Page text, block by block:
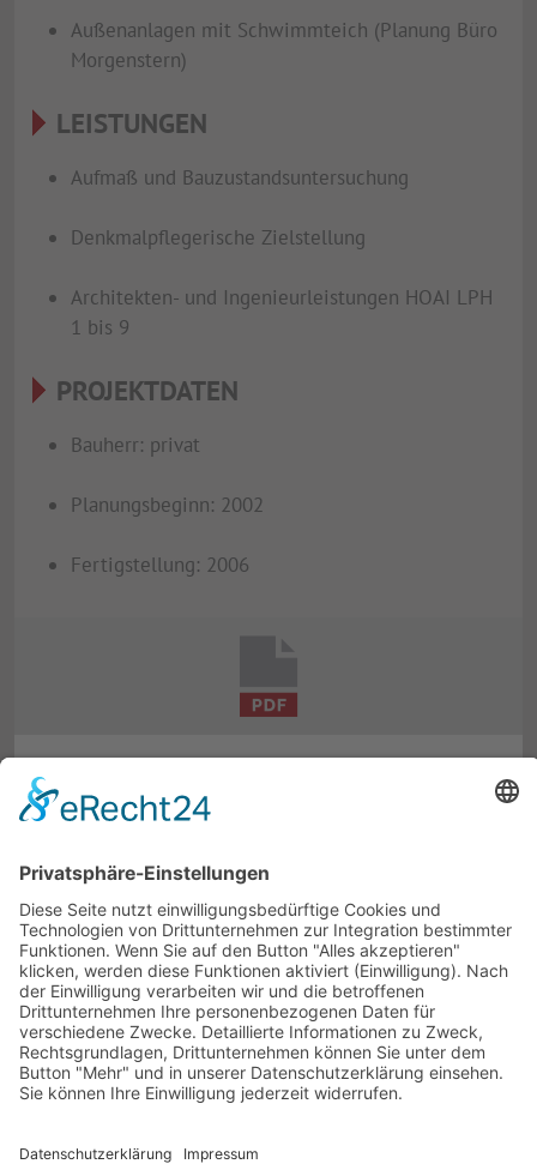
Außenanlagen mit Schwimmteich (Planung Büro
Morgenstern)
LEISTUNGEN
Aufmaß und Bauzustandsuntersuchung
Denkmalpflegerische Zielstellung
Architekten- und Ingenieurleistungen HOAI LPH
1 bis 9
PROJEKTDATEN
Bauherr: privat
Planungsbeginn: 2002
Fertigstellung: 2006
BILDERGALERIE · 12 ABBILDUNGEN